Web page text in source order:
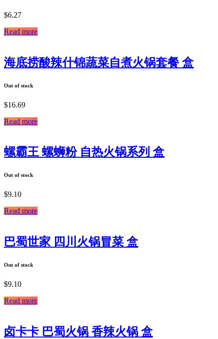
$6.27
Read more
海底捞酸辣什锦蔬菜自煮火锅套餐 盒
Out of stock
$16.69
Read more
螺霸王 螺蛳粉 自热火锅系列 盒
Out of stock
$9.10
Read more
巴蜀世家 四川火锅冒菜 盒
Out of stock
$9.10
Read more
卤卡卡 巴蜀火锅 香辣火锅 盒